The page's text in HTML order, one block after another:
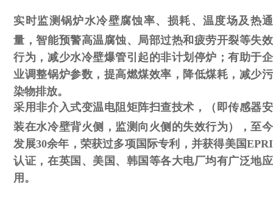
实时监测锅炉水冷壁腐蚀率、损耗、温度场及热通
量，智能预警高温腐蚀、局部过热和疲劳开裂等失效
行为，减少水冷壁爆管引起的非计划停炉；有助于企
业调整锅炉参数，提高燃煤效率，降低煤耗，减少污
染物排放。
采用非介入式变温电阻矩阵扫查技术，（即传感器安
装在水冷壁背火侧，监测向火侧的失效行为），至今
发展30余年，荣获过多项国际专利，并获得美国EPRI
认证，在英国、美国、韩国等各大电厂均有广泛地应
用。